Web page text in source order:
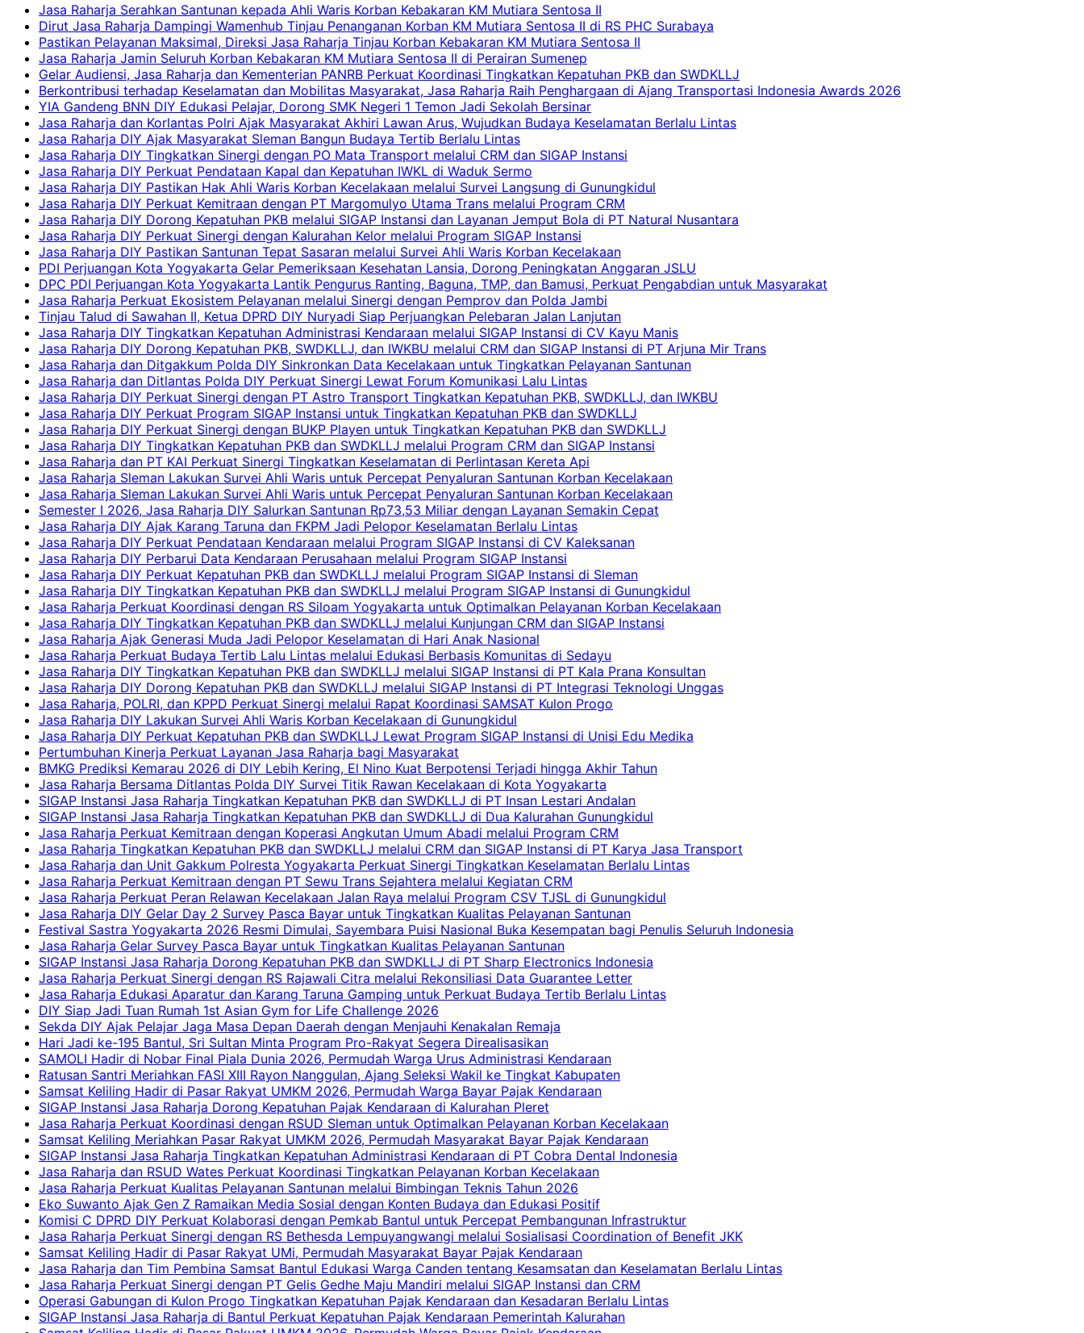
Jasa Raharja Serahkan Santunan kepada Ahli Waris Korban Kebakaran KM Mutiara Sentosa II
Dirut Jasa Raharja Dampingi Wamenhub Tinjau Penanganan Korban KM Mutiara Sentosa II di RS PHC Surabaya
Pastikan Pelayanan Maksimal, Direksi Jasa Raharja Tinjau Korban Kebakaran KM Mutiara Sentosa II
Jasa Raharja Jamin Seluruh Korban Kebakaran KM Mutiara Sentosa II di Perairan Sumenep
Gelar Audiensi, Jasa Raharja dan Kementerian PANRB Perkuat Koordinasi Tingkatkan Kepatuhan PKB dan SWDKLLJ
Berkontribusi terhadap Keselamatan dan Mobilitas Masyarakat, Jasa Raharja Raih Penghargaan di Ajang Transportasi Indonesia Awards 2026
YIA Gandeng BNN DIY Edukasi Pelajar, Dorong SMK Negeri 1 Temon Jadi Sekolah Bersinar
Jasa Raharja dan Korlantas Polri Ajak Masyarakat Akhiri Lawan Arus, Wujudkan Budaya Keselamatan Berlalu Lintas
Jasa Raharja DIY Ajak Masyarakat Sleman Bangun Budaya Tertib Berlalu Lintas
Jasa Raharja DIY Tingkatkan Sinergi dengan PO Mata Transport melalui CRM dan SIGAP Instansi
Jasa Raharja DIY Perkuat Pendataan Kapal dan Kepatuhan IWKL di Waduk Sermo
Jasa Raharja DIY Pastikan Hak Ahli Waris Korban Kecelakaan melalui Survei Langsung di Gunungkidul
Jasa Raharja DIY Perkuat Kemitraan dengan PT Margomulyo Utama Trans melalui Program CRM
Jasa Raharja DIY Dorong Kepatuhan PKB melalui SIGAP Instansi dan Layanan Jemput Bola di PT Natural Nusantara
Jasa Raharja DIY Perkuat Sinergi dengan Kalurahan Kelor melalui Program SIGAP Instansi
Jasa Raharja DIY Pastikan Santunan Tepat Sasaran melalui Survei Ahli Waris Korban Kecelakaan
PDI Perjuangan Kota Yogyakarta Gelar Pemeriksaan Kesehatan Lansia, Dorong Peningkatan Anggaran JSLU
DPC PDI Perjuangan Kota Yogyakarta Lantik Pengurus Ranting, Baguna, TMP, dan Bamusi, Perkuat Pengabdian untuk Masyarakat
Jasa Raharja Perkuat Ekosistem Pelayanan melalui Sinergi dengan Pemprov dan Polda Jambi
Tinjau Talud di Sawahan II, Ketua DPRD DIY Nuryadi Siap Perjuangkan Pelebaran Jalan Lanjutan
Jasa Raharja DIY Tingkatkan Kepatuhan Administrasi Kendaraan melalui SIGAP Instansi di CV Kayu Manis
Jasa Raharja DIY Dorong Kepatuhan PKB, SWDKLLJ, dan IWKBU melalui CRM dan SIGAP Instansi di PT Arjuna Mir Trans
Jasa Raharja dan Ditgakkum Polda DIY Sinkronkan Data Kecelakaan untuk Tingkatkan Pelayanan Santunan
Jasa Raharja dan Ditlantas Polda DIY Perkuat Sinergi Lewat Forum Komunikasi Lalu Lintas
Jasa Raharja DIY Perkuat Sinergi dengan PT Astro Transport Tingkatkan Kepatuhan PKB, SWDKLLJ, dan IWKBU
Jasa Raharja DIY Perkuat Program SIGAP Instansi untuk Tingkatkan Kepatuhan PKB dan SWDKLLJ
Jasa Raharja DIY Perkuat Sinergi dengan BUKP Playen untuk Tingkatkan Kepatuhan PKB dan SWDKLLJ
Jasa Raharja DIY Tingkatkan Kepatuhan PKB dan SWDKLLJ melalui Program CRM dan SIGAP Instansi
Jasa Raharja dan PT KAI Perkuat Sinergi Tingkatkan Keselamatan di Perlintasan Kereta Api
Jasa Raharja Sleman Lakukan Survei Ahli Waris untuk Percepat Penyaluran Santunan Korban Kecelakaan
Jasa Raharja Sleman Lakukan Survei Ahli Waris untuk Percepat Penyaluran Santunan Korban Kecelakaan
Semester I 2026, Jasa Raharja DIY Salurkan Santunan Rp73,53 Miliar dengan Layanan Semakin Cepat
Jasa Raharja DIY Ajak Karang Taruna dan FKPM Jadi Pelopor Keselamatan Berlalu Lintas
Jasa Raharja DIY Perkuat Pendataan Kendaraan melalui Program SIGAP Instansi di CV Kaleksanan
Jasa Raharja DIY Perbarui Data Kendaraan Perusahaan melalui Program SIGAP Instansi
Jasa Raharja DIY Perkuat Kepatuhan PKB dan SWDKLLJ melalui Program SIGAP Instansi di Sleman
Jasa Raharja DIY Tingkatkan Kepatuhan PKB dan SWDKLLJ melalui Program SIGAP Instansi di Gunungkidul
Jasa Raharja Perkuat Koordinasi dengan RS Siloam Yogyakarta untuk Optimalkan Pelayanan Korban Kecelakaan
Jasa Raharja DIY Tingkatkan Kepatuhan PKB dan SWDKLLJ melalui Kunjungan CRM dan SIGAP Instansi
Jasa Raharja Ajak Generasi Muda Jadi Pelopor Keselamatan di Hari Anak Nasional
Jasa Raharja Perkuat Budaya Tertib Lalu Lintas melalui Edukasi Berbasis Komunitas di Sedayu
Jasa Raharja DIY Tingkatkan Kepatuhan PKB dan SWDKLLJ melalui SIGAP Instansi di PT Kala Prana Konsultan
Jasa Raharja DIY Dorong Kepatuhan PKB dan SWDKLLJ melalui SIGAP Instansi di PT Integrasi Teknologi Unggas
Jasa Raharja, POLRI, dan KPPD Perkuat Sinergi melalui Rapat Koordinasi SAMSAT Kulon Progo
Jasa Raharja DIY Lakukan Survei Ahli Waris Korban Kecelakaan di Gunungkidul
Jasa Raharja DIY Perkuat Kepatuhan PKB dan SWDKLLJ Lewat Program SIGAP Instansi di Unisi Edu Medika
Pertumbuhan Kinerja Perkuat Layanan Jasa Raharja bagi Masyarakat
BMKG Prediksi Kemarau 2026 di DIY Lebih Kering, El Nino Kuat Berpotensi Terjadi hingga Akhir Tahun
Jasa Raharja Bersama Ditlantas Polda DIY Survei Titik Rawan Kecelakaan di Kota Yogyakarta
SIGAP Instansi Jasa Raharja Tingkatkan Kepatuhan PKB dan SWDKLLJ di PT Insan Lestari Andalan
SIGAP Instansi Jasa Raharja Tingkatkan Kepatuhan PKB dan SWDKLLJ di Dua Kalurahan Gunungkidul
Jasa Raharja Perkuat Kemitraan dengan Koperasi Angkutan Umum Abadi melalui Program CRM
Jasa Raharja Tingkatkan Kepatuhan PKB dan SWDKLLJ melalui CRM dan SIGAP Instansi di PT Karya Jasa Transport
Jasa Raharja dan Unit Gakkum Polresta Yogyakarta Perkuat Sinergi Tingkatkan Keselamatan Berlalu Lintas
Jasa Raharja Perkuat Kemitraan dengan PT Sewu Trans Sejahtera melalui Kegiatan CRM
Jasa Raharja Perkuat Peran Relawan Kecelakaan Jalan Raya melalui Program CSV TJSL di Gunungkidul
Jasa Raharja DIY Gelar Day 2 Survey Pasca Bayar untuk Tingkatkan Kualitas Pelayanan Santunan
Festival Sastra Yogyakarta 2026 Resmi Dimulai, Sayembara Puisi Nasional Buka Kesempatan bagi Penulis Seluruh Indonesia
Jasa Raharja Gelar Survey Pasca Bayar untuk Tingkatkan Kualitas Pelayanan Santunan
SIGAP Instansi Jasa Raharja Dorong Kepatuhan PKB dan SWDKLLJ di PT Sharp Electronics Indonesia
Jasa Raharja Perkuat Sinergi dengan RS Rajawali Citra melalui Rekonsiliasi Data Guarantee Letter
Jasa Raharja Edukasi Aparatur dan Karang Taruna Gamping untuk Perkuat Budaya Tertib Berlalu Lintas
DIY Siap Jadi Tuan Rumah 1st Asian Gym for Life Challenge 2026
Sekda DIY Ajak Pelajar Jaga Masa Depan Daerah dengan Menjauhi Kenakalan Remaja
Hari Jadi ke-195 Bantul, Sri Sultan Minta Program Pro-Rakyat Segera Direalisasikan
SAMOLI Hadir di Nobar Final Piala Dunia 2026, Permudah Warga Urus Administrasi Kendaraan
Ratusan Santri Meriahkan FASI XIII Rayon Nanggulan, Ajang Seleksi Wakil ke Tingkat Kabupaten
Samsat Keliling Hadir di Pasar Rakyat UMKM 2026, Permudah Warga Bayar Pajak Kendaraan
SIGAP Instansi Jasa Raharja Dorong Kepatuhan Pajak Kendaraan di Kalurahan Pleret
Jasa Raharja Perkuat Koordinasi dengan RSUD Sleman untuk Optimalkan Pelayanan Korban Kecelakaan
Samsat Keliling Meriahkan Pasar Rakyat UMKM 2026, Permudah Masyarakat Bayar Pajak Kendaraan
SIGAP Instansi Jasa Raharja Tingkatkan Kepatuhan Administrasi Kendaraan di PT Cobra Dental Indonesia
Jasa Raharja dan RSUD Wates Perkuat Koordinasi Tingkatkan Pelayanan Korban Kecelakaan
Jasa Raharja Perkuat Kualitas Pelayanan Santunan melalui Bimbingan Teknis Tahun 2026
Eko Suwanto Ajak Gen Z Ramaikan Media Sosial dengan Konten Budaya dan Edukasi Positif
Komisi C DPRD DIY Perkuat Kolaborasi dengan Pemkab Bantul untuk Percepat Pembangunan Infrastruktur
Jasa Raharja Perkuat Sinergi dengan RS Bethesda Lempuyangwangi melalui Sosialisasi Coordination of Benefit JKK
Samsat Keliling Hadir di Pasar Rakyat UMi, Permudah Masyarakat Bayar Pajak Kendaraan
Jasa Raharja dan Tim Pembina Samsat Bantul Edukasi Warga Canden tentang Kesamsatan dan Keselamatan Berlalu Lintas
Jasa Raharja Perkuat Sinergi dengan PT Gelis Gedhe Maju Mandiri melalui SIGAP Instansi dan CRM
Operasi Gabungan di Kulon Progo Tingkatkan Kepatuhan Pajak Kendaraan dan Kesadaran Berlalu Lintas
SIGAP Instansi Jasa Raharja di Bantul Perkuat Kepatuhan Pajak Kendaraan Pemerintah Kalurahan